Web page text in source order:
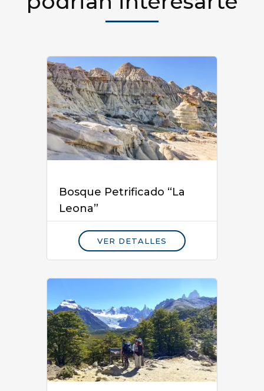
Bosque Petrificado “La
Leona”
VER DETALLES